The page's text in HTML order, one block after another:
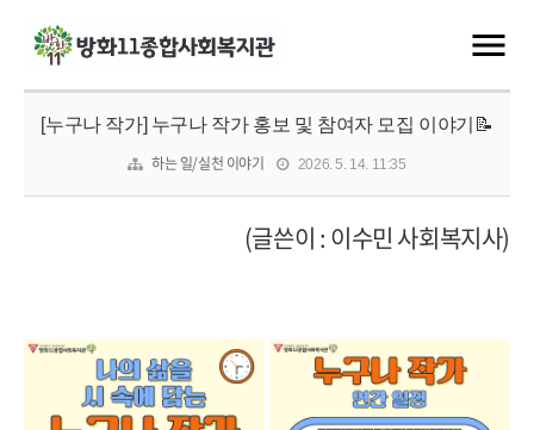
[누구나 작가] 누구나 작가 홍보 및 참여자 모집 이야기📝
하는 일/실천 이야기 2026. 5. 14. 11:35
(글쓴이 : 이수민 사회복지사)